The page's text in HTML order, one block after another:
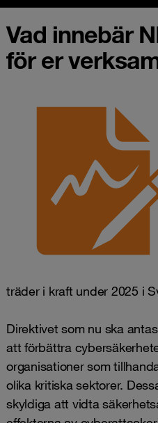
Vad innebär
för er
träder i kraft under 2025 i
Direktivet som nu ska
att förbättra
organisationer som
olika kritiska sektorer.
skyldiga att vidta